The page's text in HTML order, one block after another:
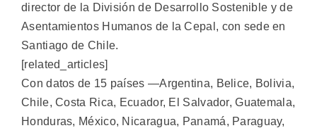
director de la División de Desarrollo Sostenible y de
Asentamientos Humanos de la Cepal, con sede en
Santiago de Chile.
[related_articles]
Con datos de 15 países —Argentina, Belice, Bolivia,
Chile, Costa Rica, Ecuador, El Salvador, Guatemala,
Honduras, México, Nicaragua, Panamá, Paraguay,